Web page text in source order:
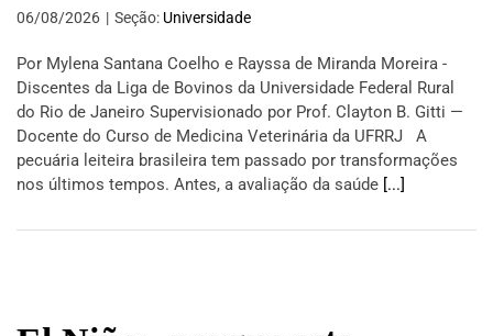
06/08/2026 | Seção: Universidade
Por Mylena Santana Coelho e Rayssa de Miranda Moreira -
Discentes da Liga de Bovinos da Universidade Federal Rural
do Rio de Janeiro Supervisionado por Prof. Clayton B. Gitti —
Docente do Curso de Medicina Veterinária da UFRRJ A
pecuária leiteira brasileira tem passado por transformações
nos últimos tempos. Antes, a avaliação da saúde [...]